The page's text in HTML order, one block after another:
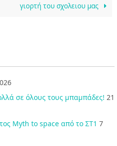
γιορτή του σχολειου μας
σε όλους τους μπαμπάδες! 21
Myth to space από το ΣΤ1 7